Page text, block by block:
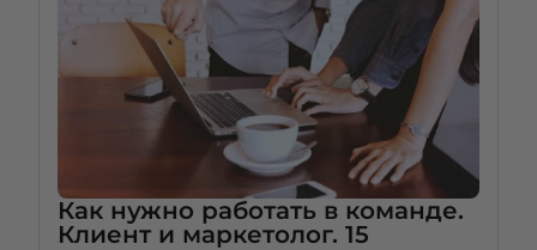
Как нужно работать в команде.
Клиент и маркетолог. 15